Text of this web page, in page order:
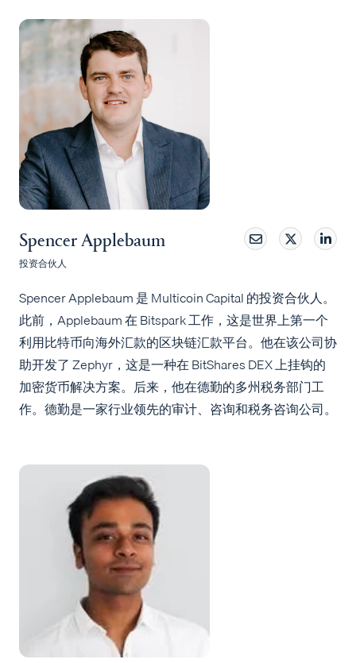
Spencer Applebaum
投资合伙人
Spencer Applebaum 是 Multicoin Capital 的投资合伙人。
此前，Applebaum 在 Bitspark 工作，这是世界上第一个
利用比特币向海外汇款的区块链汇款平台。他在该公司协
助开发了 Zephyr，这是一种在 BitShares DEX 上挂钩的
加密货币解决方案。后来，他在德勤的多州税务部门工
作。德勤是一家行业领先的审计、咨询和税务咨询公司。